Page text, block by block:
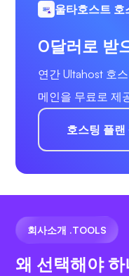
울타호스트 호
0달러로 받
연간 Ultahost 호
메인을 무료로 제
호스팅 플랜
회사소개 .TOOLS
왜 선택해야